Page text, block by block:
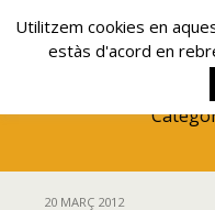
20 MARÇ 2012
Utilitzem cookies en
estàs d'acord en